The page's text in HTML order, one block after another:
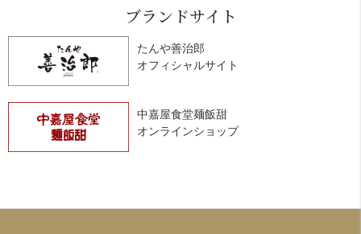
ブランドサイト
たんや善治郎
オフィシャルサイト
中嘉屋食堂麺飯甜
オンラインショップ